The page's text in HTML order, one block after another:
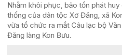
Nhằm khôi phục, bảo tồn phát
thống của dân tộc Xơ Đăng, xã
vừa tổ chức ra mắt Câu lạc bộ
Đăng làng Kon Bưu.